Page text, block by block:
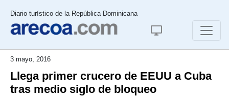
Diario turístico de la República Dominicana
3 mayo, 2016
Llega primer crucero de EEUU a Cuba
tras medio siglo de bloqueo